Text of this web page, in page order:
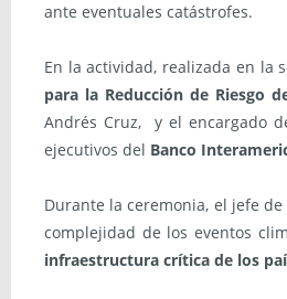
ante eventuales catástrofes.
En la actividad, realizada en la
para la Reducción de Riesgo
Andrés Cruz, y el encargado
ejecutivos del Banco
Durante la ceremonia, el jefe
complejidad de los eventos
infraestructura crítica de los